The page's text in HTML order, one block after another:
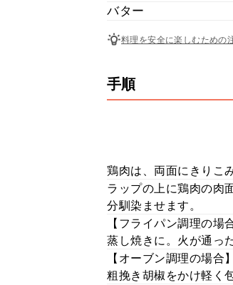
バター
料理を安全に楽しむための
手順
鶏肉は、両面にきりこ
ラップの上に鶏肉の肉
分馴染ませます。
【フライパン調理の
蒸し焼きに。火が通っ
【オーブン調理の場
粗挽き胡椒をかけ軽く